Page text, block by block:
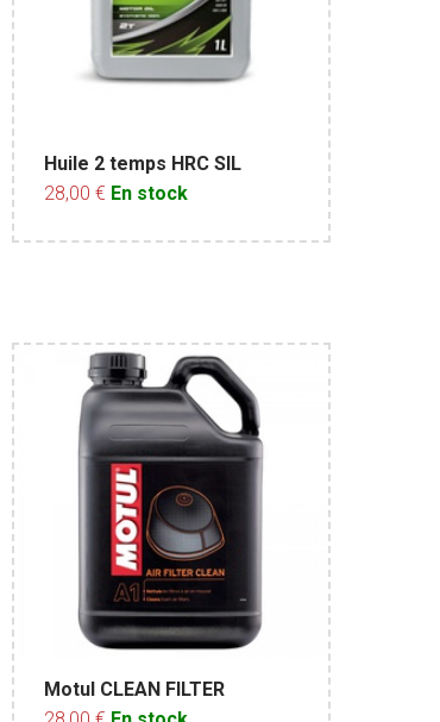
Huile 2 temps HRC SIL
28,00 € En stock
Motul CLEAN FILTER